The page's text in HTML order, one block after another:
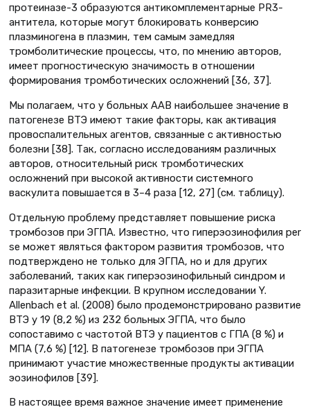
протеиназе-3 образуются антикомплементарные PR3-
антитела, которые могут блокировать конверсию
плазминогена в плазмин, тем самым замедляя
тромболитические процессы, что, по мнению авторов,
имеет прогностическую значимость в отношении
формирования тромботических осложнений [36, 37].
Мы полагаем, что у больных ААВ наибольшее значение в
патогенезе ВТЭ имеют такие факторы, как активация
провоспалительных агентов, связанные с активностью
болезни [38]. Так, согласно исследованиям различных
авторов, относительный риск тромботических
осложнений при высокой активности системного
васкулита повышается в 3–4 раза [12, 27] (см. таблицу).
Отдельную проблему представляет повышение риска
тромбозов при ЭГПА. Известно, что гиперэозинофилия per
se может являться фактором развития тромбозов, что
подтверждено не только для ЭГПА, но и для других
заболеваний, таких как гиперэозинофильный синдром и
паразитарные инфекции. В крупном исследовании Y.
Allenbach et al. (2008) было продемонстрировано развитие
ВТЭ у 19 (8,2 %) из 232 больных ЭГПА, что было
сопоставимо с частотой ВТЭ у пациентов с ГПА (8 %) и
МПА (7,6 %) [12]. В патогенезе тромбозов при ЭГПА
принимают участие множественные продукты активации
эозинофилов [39].
В настоящее время важное значение имеет применение